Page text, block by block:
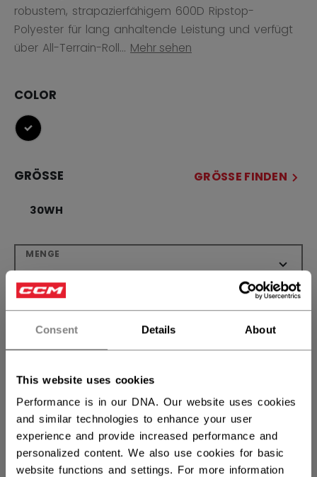
Consent Details About
This website uses cookies
Performance is in our DNA. Our website uses cookies
and similar technologies to enhance your user
experience and provide increased performance and
personalized content. We also use cookies for basic
website functions and settings. For more information
robustem, strapazierfähigem 600D Ripstop-
Polyester für lang anhaltende Leistung und verfügt
über All-Terrain-Roll... Mehr sehen
COLOR
ausgewählt
GRÖSSE GRÖSSE FINDEN
30WH
MENGE
IN DEN WARENKORB
FILIALVERFÜGBARKEIT
Kostenfreie Rücksendungen
LINKS ZUM